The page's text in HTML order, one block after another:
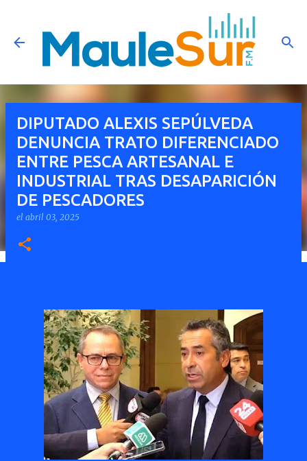
Ir al contenido principal
DIPUTADO ALEXIS SEPÚLVEDA
DENUNCIA TRATO DIFERENCIADO
ENTRE PESCA ARTESANAL E
INDUSTRIAL TRAS DESAPARICIÓN
DE PESCADORES
el abril 03, 2025